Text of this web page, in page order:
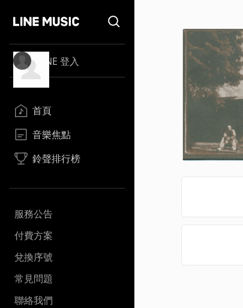
LINE 登入
首頁
音樂焦點
鈴聲排行榜
服務公告
付費方案
兌換序號
常見問題
聯絡我們